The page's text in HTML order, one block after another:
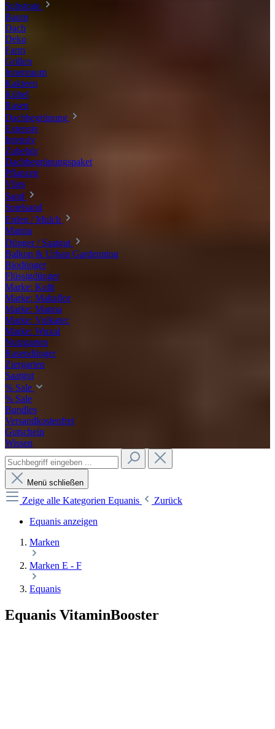
Substrate
Baum
Dach
Deko
Farm
Grillen
Innenraum
Kakteen
Kübel
Rasen
Dachbegrünung
Extensiv
Intensiv
Zubehör
Dachbegrünungspaket
Pflanzen
Vlies
Sand
Spielsand
Erden / Mulch
Manna
Dünger / Saatgut
Balkon & Urban Gardenning
Biodünger
Flüssigdünger
Marke: Kulti
Marke: Maltaflor
Marke: Manna
Marke: Vulkatec
Marke: Wuxal
Nutzgarten
Rasendünger
Ziergarten
Saatgut
% Sale
% Sale
Bundles
Versandkostenfrei
Gutschein
Wissen
Menü schließen
Zeige alle Kategorien Equanis
Zurück
Equanis anzeigen
Marken
Marken E - F
Equanis
Equanis VitaminBooster